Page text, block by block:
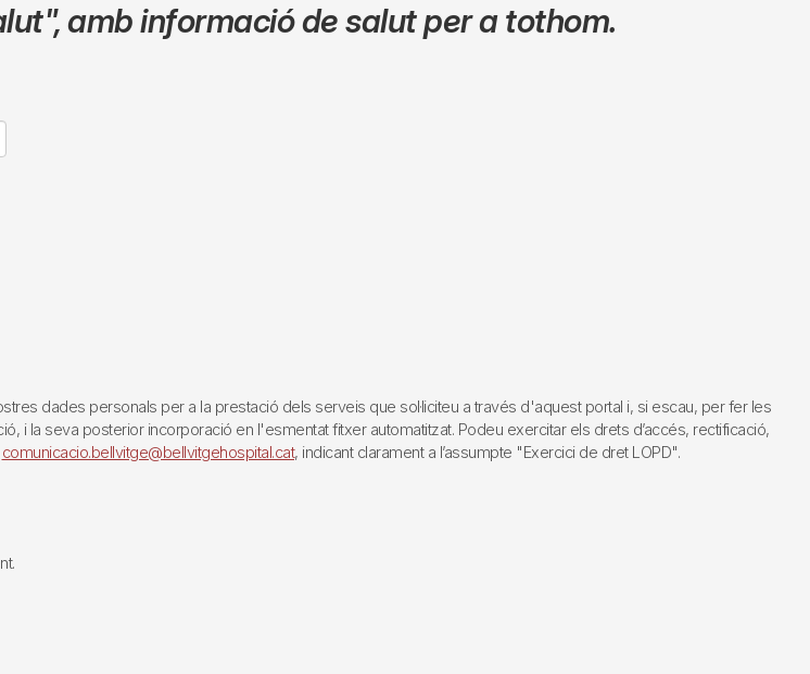
,amb informació de salut per a tothom.
dades personals per a la prestació dels serveis que sol·liciteu a través d'aquest portal i, si escau, per fer les
i la seva posterior incorporació en l'esmentat fitxer automatitzat. Podeu exercitar els drets d’accés, rectificació,
comunicacio.bellvitge@bellvitgehospital.cat, indicant clarament a l’assumpte "Exercici de dret LOPD".